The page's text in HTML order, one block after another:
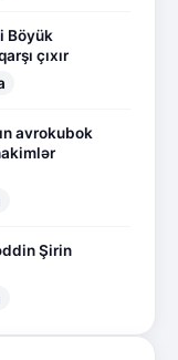
Böyük
çıxır
avrokubok
Şirin